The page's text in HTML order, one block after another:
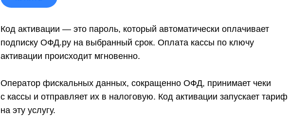
Код активации — это пароль, который автоматически оплачивает
подписку ОФД.ру на выбранный срок. Оплата кассы по ключу
активации происходит мгновенно.
Оператор фискальных данных, сокращенно ОФД, принимает чеки
с кассы и отправляет их в налоговую. Код активации запускает тариф
на эту услугу.